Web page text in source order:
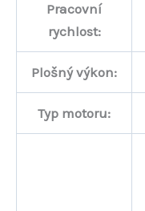
Pracovní
rychlost:
Plošný výkon:
Typ motoru: